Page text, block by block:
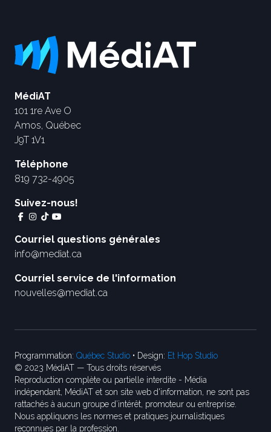
MédiAT
101 1re Ave O
Amos, Québec
J9T 1V1
Téléphone
819 732-4905
Suivez-nous!
Courriel questions générales
info@mediat.ca
Courriel service de l'information
nouvelles@mediat.ca
Programmation: Québec Studio • Design: Et Hop Studio
© 2023 MédiAT — Tous droits réservés
Reproduction complète ou partielle interdite - Média
indépendant, MédiAT et son site web d'information, ne sont pas
rattachés à aucun groupe d’intérêt, promoteur ou entreprise.
Nous appliquons les normes et pratiques journalistiques
reconnues par la profession.